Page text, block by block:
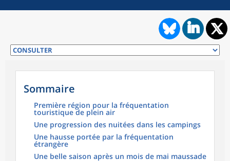
Sommaire
Première région pour la fréquentation
touristique de plein air
Une progression des nuitées dans les campings
Une hausse portée par la fréquentation
étrangère
Une belle saison après un mois de mai maussade